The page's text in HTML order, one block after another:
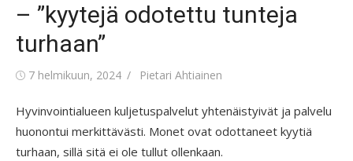
– ”kyytejä odotettu tunteja
turhaan”
Posted
7 helmikuun, 2024 Author
Pietari Ahtiainen
Hyvinvointialueen kuljetuspalvelut yhtenäistyivät ja palvelu
huonontui merkittävästi. Monet ovat odottaneet kyytiä
turhaan, sillä sitä ei ole tullut ollenkaan.